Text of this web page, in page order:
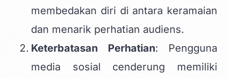
membedakan diri di antara keramaian
dan menarik perhatian audiens.
Keterbatasan Perhatian: Pengguna
media sosial cenderung memiliki